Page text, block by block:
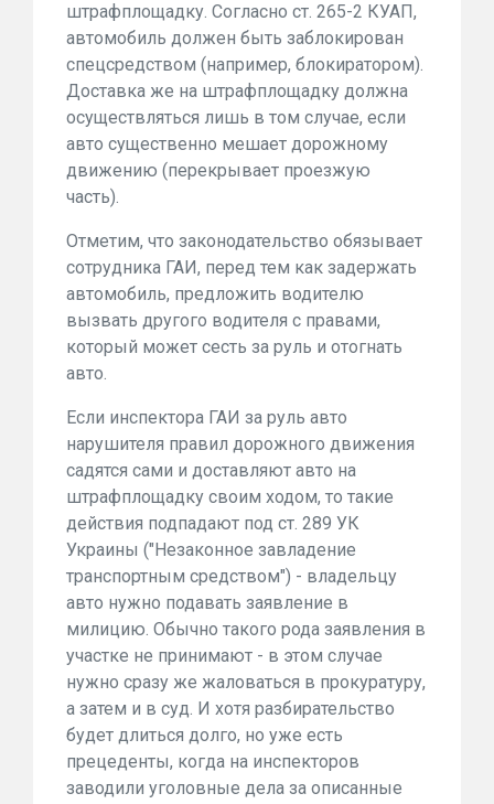
штрафплощадку. Согласно ст. 265-2 КУАП,
автомобиль должен быть заблокирован
спецсредством (например, блокиратором).
Доставка же на штрафплощадку должна
осуществляться лишь в том случае, если
авто существенно мешает дорожному
движению (перекрывает проезжую
часть).
Отметим, что законодательство обязывает
сотрудника ГАИ, перед тем как задержать
автомобиль, предложить водителю
вызвать другого водителя с правами,
который может сесть за руль и отогнать
авто.
Если инспектора ГАИ за руль авто
нарушителя правил дорожного движения
садятся сами и доставляют авто на
штрафплощадку своим ходом, то такие
действия подпадают под ст. 289 УК
Украины ("Незаконное завладение
транспортным средством") - владельцу
авто нужно подавать заявление в
милицию. Обычно такого рода заявления в
участке не принимают - в этом случае
нужно сразу же жаловаться в прокуратуру,
а затем и в суд. И хотя разбирательство
будет длиться долго, но уже есть
прецеденты, когда на инспекторов
заводили уголовные дела за описанные